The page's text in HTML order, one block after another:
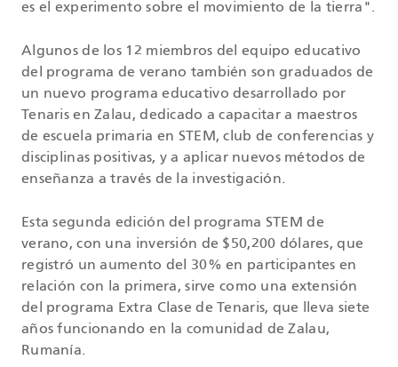
es el experimento sobre el movimiento de la tierra".
Algunos de los 12 miembros del equipo educativo
del programa de verano también son graduados de
un nuevo programa educativo desarrollado por
Tenaris en Zalau, dedicado a capacitar a maestros
de escuela primaria en STEM, club de conferencias y
disciplinas positivas, y a aplicar nuevos métodos de
enseñanza a través de la investigación.
Esta segunda edición del programa STEM de
verano, con una inversión de $50,200 dólares, que
registró un aumento del 30% en participantes en
relación con la primera, sirve como una extensión
del programa Extra Clase de Tenaris, que lleva siete
años funcionando en la comunidad de Zalau,
Rumanía.